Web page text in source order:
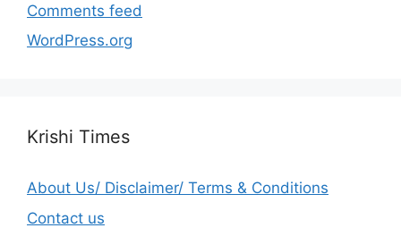
Comments feed
WordPress.org
Krishi Times
About Us/ Disclaimer/ Terms & Conditions
Contact us